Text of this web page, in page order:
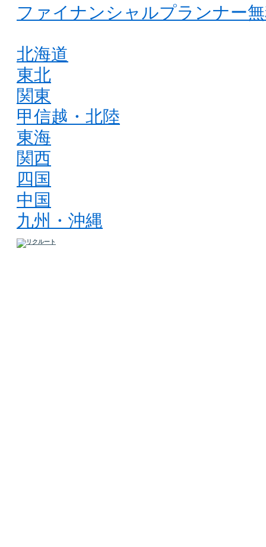
ファイナンシャルプランナー
北海道
東北
関東
甲信越・北陸
東海
関西
四国
中国
九州・沖縄